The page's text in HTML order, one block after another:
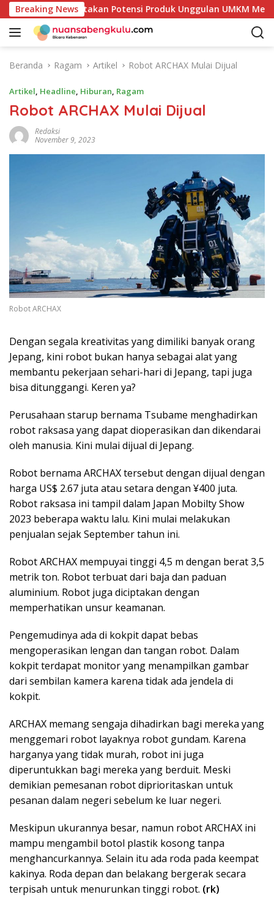
a
Breaking News
Kaur Mulai Petakan Potensi Produk Unggulan UMKM Melalui
Beranda Ragam Artikel Robot ARCHAX Mulai Dijual
Artikel, Headline, Hiburan, Ragam
Robot ARCHAX Mulai Dijual
Redaksi
November 9, 2023
Robot ARCHAX
Dengan segala kreativitas yang dimiliki banyak orang
Jepang, kini robot bukan hanya sebagai alat yang
membantu pekerjaan sehari-hari di Jepang, tapi juga
bisa ditunggangi. Keren ya?
Perusahaan starup bernama Tsubame menghadirkan
robot raksasa yang dapat dioperasikan dan dikendarai
oleh manusia. Kini mulai dijual di Jepang.
Robot bernama ARCHAX tersebut dengan dijual dengan
harga US$ 2.67 juta atau setara dengan ¥400 juta.
Robot raksasa ini tampil dalam Japan Mobilty Show
2023 beberapa waktu lalu. Kini mulai melakukan
penjualan sejak September tahun ini.
Robot ARCHAX mempuyai tinggi 4,5 m dengan berat 3,5
metrik ton. Robot terbuat dari baja dan paduan
aluminium. Robot juga diciptakan dengan
memperhatikan unsur keamanan.
Pengemudinya ada di kokpit dapat bebas
mengoperasikan lengan dan tangan robot. Dalam
kokpit terdapat monitor yang menampilkan gambar
dari sembilan kamera karena tidak ada jendela di
kokpit.
ARCHAX memang sengaja dihadirkan bagi mereka yang
menggemari robot layaknya robot gundam. Karena
harganya yang tidak murah, robot ini juga
diperuntukkan bagi mereka yang berduit. Meski
demikian pemesanan robot diprioritaskan untuk
pesanan dalam negeri sebelum ke luar negeri.
Meskipun ukurannya besar, namun robot ARCHAX ini
mampu mengambil botol plastik kosong tanpa
menghancurkannya. Selain itu ada roda pada keempat
kakinya. Roda depan dan belakang bergerak secara
terpisah untuk menurunkan tinggi robot. (rk)